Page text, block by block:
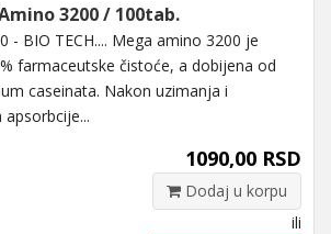
3200 / 100tab.
- BIO TECH.... Mega amino 3200 je
farmaceutske čistoće, a dobijena od
caseinata. Nakon uzimanja i
1090,00 RSD
Dodaj u korpu
ili